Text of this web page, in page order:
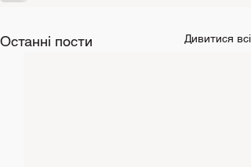
Останні пости Дивитися всі